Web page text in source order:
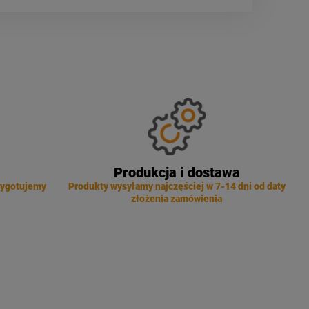
Produkcja i dostawa
Produkty wysyłamy najczęściej w 7-14 dni od daty
złożenia zamówienia